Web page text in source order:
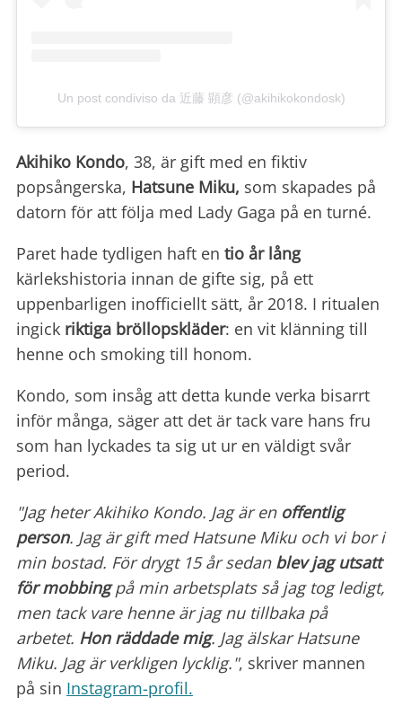
Un post condiviso da 近藤 顕彦 (@akihikokondosk)
Akihiko Kondo, 38, är gift med en fiktiv
popsångerska, Hatsune Miku, som skapades på
datorn för att följa med Lady Gaga på en turné.
Paret hade tydligen haft en tio år lång
kärlekshistoria innan de gifte sig, på ett
uppenbarligen inofficiellt sätt, år 2018. I ritualen
ingick riktiga bröllopskläder: en vit klänning till
henne och smoking till honom.
Kondo, som insåg att detta kunde verka bisarrt
inför många, säger att det är tack vare hans fru
som han lyckades ta sig ut ur en väldigt svår
period.
"Jag heter Akihiko Kondo. Jag är en offentlig
person. Jag är gift med Hatsune Miku och vi bor i
min bostad. För drygt 15 år sedan blev jag utsatt
för mobbingpå min arbetsplats så jag tog ledigt,
men tack vare henne är jag nu tillbaka på
arbetet. Hon räddade mig. Jag älskar Hatsune
Miku. Jag är verkligen lycklig.", skriver mannen
på sin Instagram-profil.